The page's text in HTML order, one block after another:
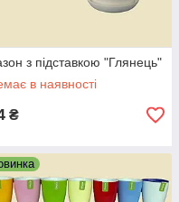
з підставкою "Глянець"
в наявності
₴